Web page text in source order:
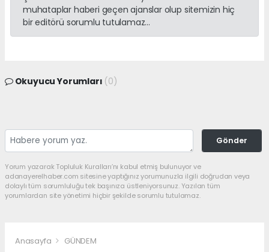
muhataplar haberi geçen ajanslar olup sitemizin hiç
bir editörü sorumlu tutulamaz...
Okuyucu Yorumları (0)
Gönder
Yorum yazarak Topluluk Kuralları’nı kabul etmiş bulunuyor ve
adanayerelhaber.com sitesine yaptığınız yorumunuzla ilgili doğrudan veya
dolaylı tüm sorumluluğu tek başınıza üstleniyorsunuz. Yazılan tüm
yorumlardan site yönetimi hiçbir şekilde sorumlu tutulamaz.
Anasayfa GÜNDEM